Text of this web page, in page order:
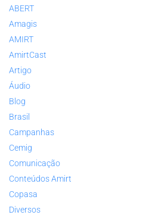
ABERT
Amagis
AMIRT
AmirtCast
Artigo
Áudio
Blog
Brasil
Campanhas
Cemig
Comunicação
Conteúdos Amirt
Copasa
Diversos